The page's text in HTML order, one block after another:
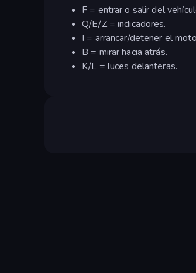
F = entrar o salir del
Q/E/Z = indicadores.
I = arrancar/detener el
B = mirar hacia atrás.
K/L = luces delanteras.